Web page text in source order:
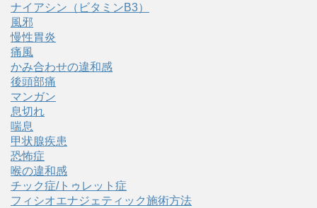
ナイアシン（ビタミンB3）
風邪
慢性胃炎
痛風
かみ合わせの違和感
後頭部痛
マンガン
息切れ
喘息
甲状腺疾患
恐怖症
喉の違和感
チック症/トゥレット症
フィシオエナジェティック施術方法